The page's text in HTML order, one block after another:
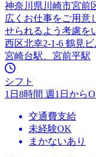
神奈川県川崎市宮前
広くお仕事をご用意
せられるよう考慮を
西区北幸2-1-6 鶴見ビ
宮崎台駅、宮前平駅
シフト
1日8時間 週1日から
交通費支給
未経験OK
まかないあり